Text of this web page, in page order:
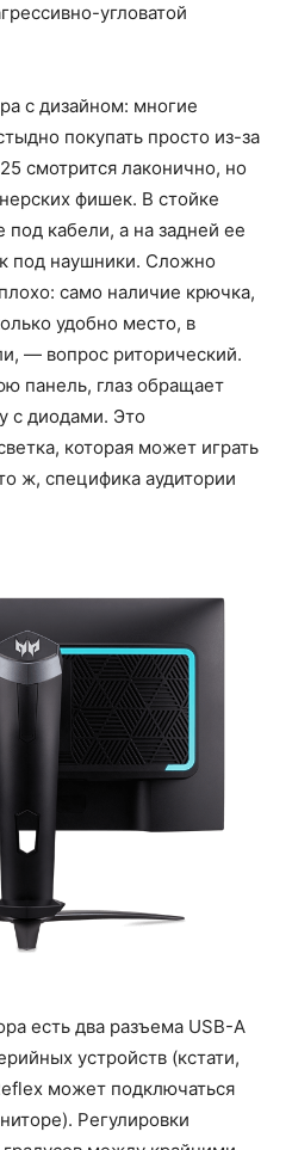
угловатой
с дизайном: многие
покупать просто из-за
смотрится лаконично, но
фишек. В стойке
под кабели, а на задней ее
под наушники. Сложно
само наличие крючка,
удобно место, в
— вопрос риторический.
панель, глаз обращает
с диодами. Это
которая может играть
ж, специфика аудитории
есть два разъема USB-A
устройств (кстати,
может подключаться
Регулировки